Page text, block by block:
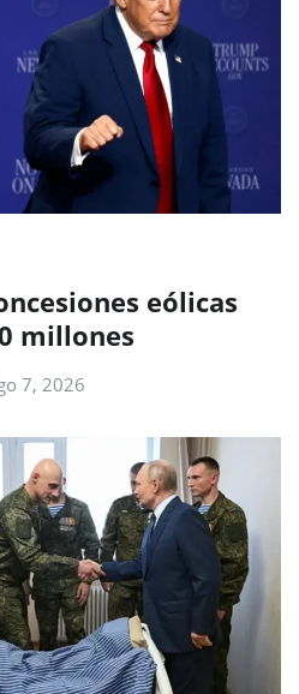
eólicas
millones
7, 2026